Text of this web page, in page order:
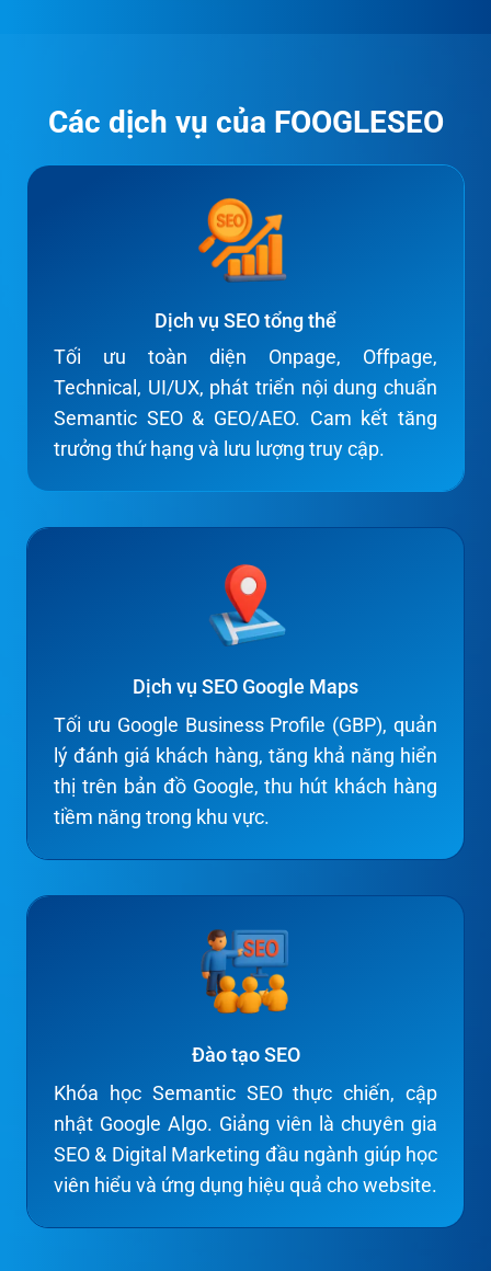
Các dịch vụ của FOOGLESEO
Dịch vụ SEO tổng thể
Tối ưu toàn diện Onpage, Offpage,
Technical, UI/UX, phát triển nội dung chuẩn
Semantic SEO & GEO/AEO. Cam kết tăng
trưởng thứ hạng và lưu lượng truy cập.
Dịch vụ SEO Google Maps
Tối ưu Google Business Profile (GBP), quản
lý đánh giá khách hàng, tăng khả năng hiển
thị trên bản đồ Google, thu hút khách hàng
tiềm năng trong khu vực.
Đào tạo SEO
Khóa học Semantic SEO thực chiến, cập
nhật Google Algo. Giảng viên là chuyên gia
SEO & Digital Marketing đầu ngành giúp học
viên hiểu và ứng dụng hiệu quả cho website.